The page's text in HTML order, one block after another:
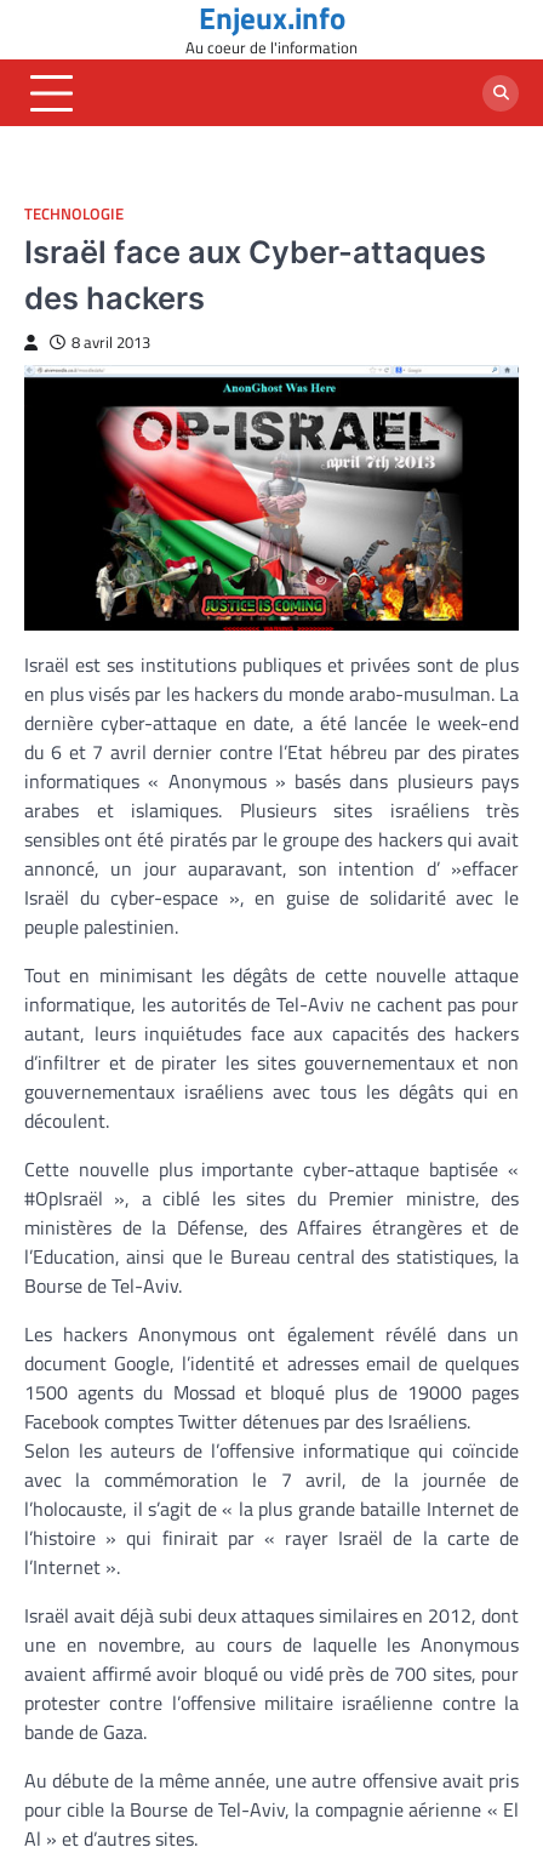
content
Enjeux.info
Au coeur de l'information
TECHNOLOGIE
Israël face aux Cyber-attaques
des hackers
8 avril 2013
Israël est ses institutions publiques et privées sont de plus
en plus visés par les hackers du monde arabo-musulman. La
dernière cyber-attaque en date, a été lancée le week-end
du 6 et 7 avril dernier contre l’Etat hébreu par des pirates
informatiques « Anonymous » basés dans plusieurs pays
arabes et islamiques. Plusieurs sites israéliens très
sensibles ont été piratés par le groupe des hackers qui avait
annoncé, un jour auparavant, son intention d’ »effacer
Israël du cyber-espace », en guise de solidarité avec le
peuple palestinien.
Tout en minimisant les dégâts de cette nouvelle attaque
informatique, les autorités de Tel-Aviv ne cachent pas pour
autant, leurs inquiétudes face aux capacités des hackers
d’infiltrer et de pirater les sites gouvernementaux et non
gouvernementaux israéliens avec tous les dégâts qui en
découlent.
Cette nouvelle plus importante cyber-attaque baptisée «
#OpIsraël », a ciblé les sites du Premier ministre, des
ministères de la Défense, des Affaires étrangères et de
l’Education, ainsi que le Bureau central des statistiques, la
Bourse de Tel-Aviv.
Les hackers Anonymous ont également révélé dans un
document Google, l’identité et adresses email de quelques
1500 agents du Mossad et bloqué plus de 19000 pages
Facebook comptes Twitter détenues par des Israéliens.
Selon les auteurs de l’offensive informatique qui coïncide
avec la commémoration le 7 avril, de la journée de
l’holocauste, il s’agit de « la plus grande bataille Internet de
l’histoire » qui finirait par « rayer Israël de la carte de
l’Internet ».
Israël avait déjà subi deux attaques similaires en 2012, dont
une en novembre, au cours de laquelle les Anonymous
avaient affirmé avoir bloqué ou vidé près de 700 sites, pour
protester contre l’offensive militaire israélienne contre la
bande de Gaza.
Au débute de la même année, une autre offensive avait pris
pour cible la Bourse de Tel-Aviv, la compagnie aérienne « El
Al » et d’autres sites.